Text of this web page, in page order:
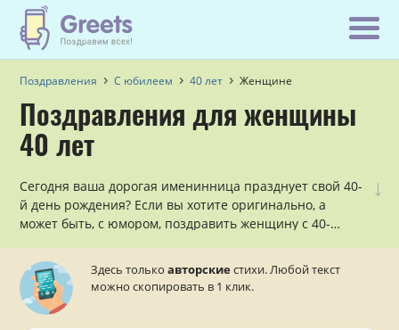
Поздравления С юбилеем 40 лет Женщине
Поздравления для женщины
40 лет
↓
Сегодня ваша дорогая именинница празднует свой 40-
й день рождения? Если вы хотите оригинально, а
может быть, с юмором, поздравить женщину с 40-
раздел — для вас!Здесь толькоавторские стихи. Любой текст
можно скопировать в 1 клик.